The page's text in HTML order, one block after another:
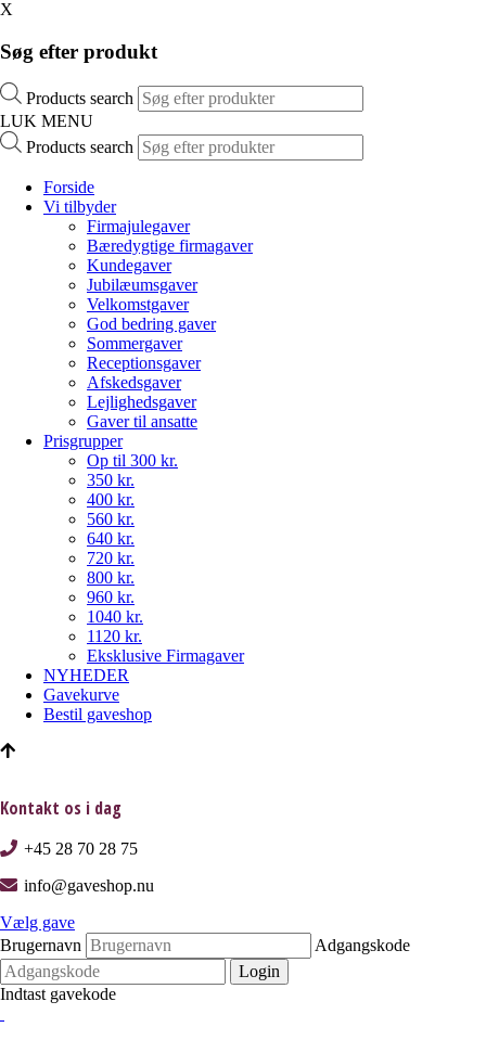
X
Søg efter produkt
Products search
LUK MENU
Products search
Forside
Vi tilbyder
Firmajulegaver
Bæredygtige firmagaver
Kundegaver
Jubilæumsgaver
Velkomstgaver
God bedring gaver
Sommergaver
Receptionsgaver
Afskedsgaver
Lejlighedsgaver
Gaver til ansatte
Prisgrupper
Op til 300 kr.
350 kr.
400 kr.
560 kr.
640 kr.
720 kr.
800 kr.
960 kr.
1040 kr.
1120 kr.
Eksklusive Firmagaver
NYHEDER
Gavekurve
Bestil gaveshop
Kontakt os i dag
+45 28 70 28 75
info@gaveshop.nu
Vælg gave
Brugernavn
Adgangskode
Login
Indtast gavekode